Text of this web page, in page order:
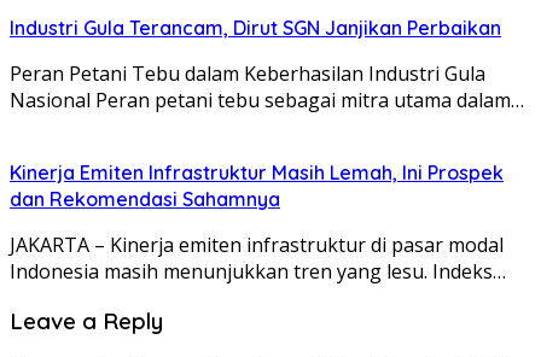
Industri Gula Terancam, Dirut SGN Janjikan Perbaikan
Peran Petani Tebu dalam Keberhasilan Industri Gula
Nasional Peran petani tebu sebagai mitra utama dalam…
Kinerja Emiten Infrastruktur Masih Lemah, Ini Prospek
dan Rekomendasi Sahamnya
JAKARTA – Kinerja emiten infrastruktur di pasar modal
Indonesia masih menunjukkan tren yang lesu. Indeks…
Leave a Reply